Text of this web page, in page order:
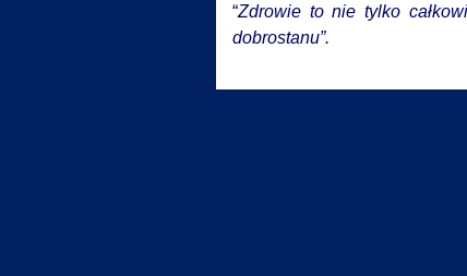
“Zdrowie to nie tylko
dobrostanu”.